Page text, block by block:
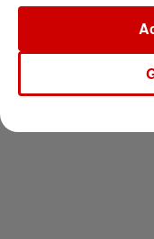
Newsletter